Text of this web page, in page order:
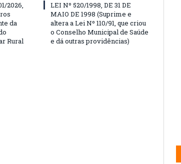
2026,
da
Rural
LEI Nº 520/1998, DE 31 DE
MAIO DE 1998 (Suprime e
altera a Lei Nº 110/91, que criou
o Conselho Municipal de Saúde
e dá outras providências)